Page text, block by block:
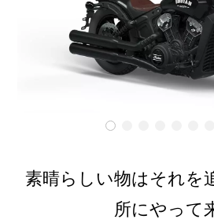
素晴らしい物はそれを
所にやって